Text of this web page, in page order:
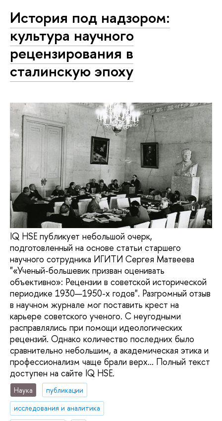
История под надзором:
культура научного
рецензирования в
сталинскую эпоху
IQ HSE публикует небольшой очерк,
подготовленный на основе статьи старшего
научного сотрудника ИГИТИ Сергея Матвеева
"«Ученый-большевик призван оценивать
объективно»: Рецензии в советской исторической
периодике 1930—1950-х годов". Разгромный отзыв
в научном журнале мог поставить крест на
карьере советского ученого. С неугодными
расправлялись при помощи идеологических
рецензий. Однако количество последних было
сравнительно небольшим, а академическая этика и
профессионализм чаще брали верх... Полный текст
доступен на сайте IQ HSE.
Наука
публикации
исследования и аналитика